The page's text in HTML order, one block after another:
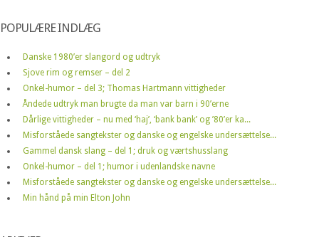
POPULÆRE INDLÆG
Danske 1980’er slangord og udtryk
Sjove rim og remser – del 2
Onkel-humor – del 3; Thomas Hartmann vittigheder
Åndede udtryk man brugte da man var barn i 90’erne
Dårlige vittigheder – nu med ‘haj’, ‘bank bank’ og ’80’er ka...
Misforståede sangtekster og danske og engelske undersættelse...
Gammel dansk slang – del 1; druk og værtshusslang
Onkel-humor – del 1; humor i udenlandske navne
Misforståede sangtekster og danske og engelske undersættelse...
Min hånd på min Elton John